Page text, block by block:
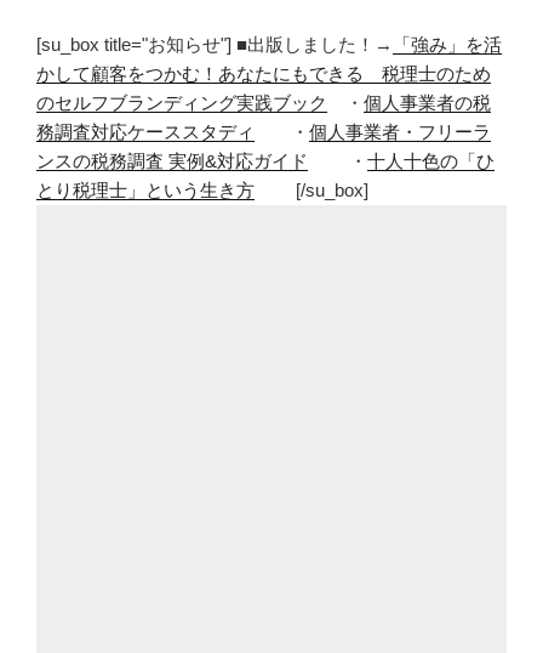
[su_box title="お知らせ"] ■出版しました！→
「強み」を活
かして顧客をつかむ！あなたにもできる 税理士のため
のセルフブランディング実践ブック
・ 個人事業者の税
務調査対応ケーススタディ
・ 個人事業者・フリーラ
ンスの税務調査 実例&対応ガイド
・ 十人十色の「ひ
とり税理士」という生き方 [/su_box]